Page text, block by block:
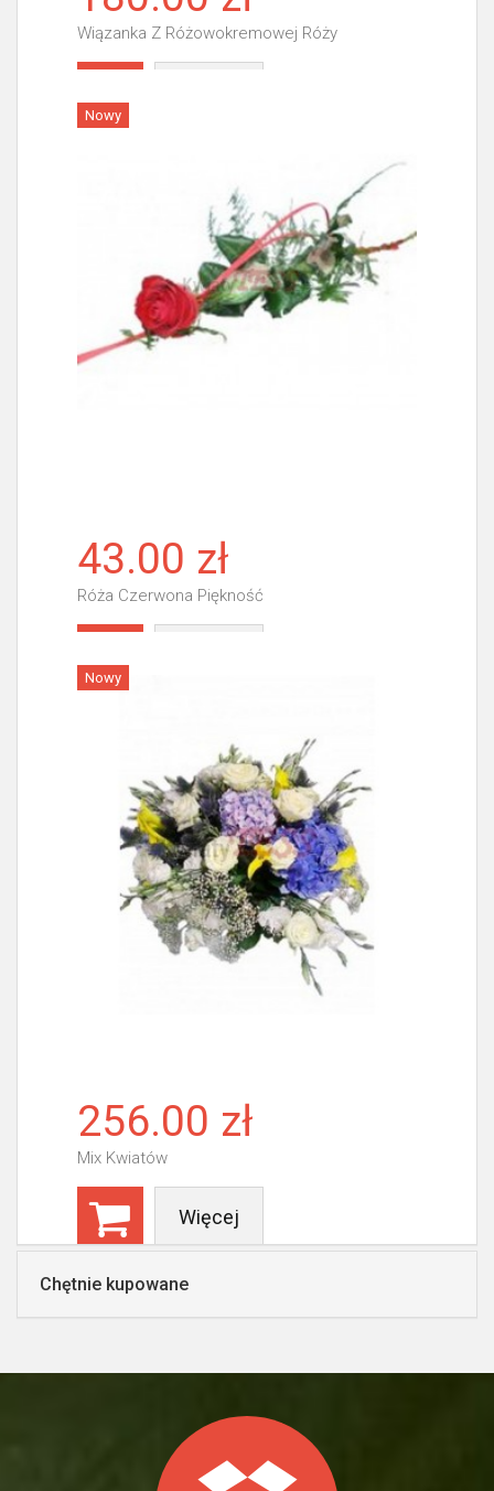
Wiązanka Z Różowokremowej Róży
Nowy
43.00 zł
Róża Czerwona Piękność
Nowy
256.00 zł
Mix Kwiatów
Więcej
Chętnie kupowane